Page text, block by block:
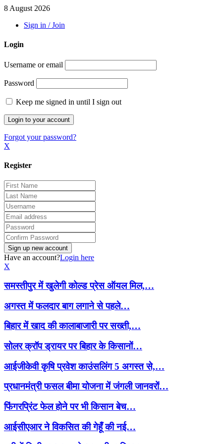
8 August 2026
Sign in / Join
Login
Username or email
Password
Keep me signed in until I sign out
Forgot your password?
X
Register
Have an account?Login here
X
समस्तीपुर में खुलेगी कोल्ड प्रेस ऑयल मिल,…
अगस्त में फलदार बाग लगाने से पहले…
बिहार में खाद की कालाबाजारी पर सख्ती,…
सोलर क्रॉप ड्रायर पर बिहार के किसानों…
आईजीकेवी कृषि प्रवेश काउंसलिंग 5 अगस्त से,…
प्रधानमंत्री फसल बीमा योजना में जंगली जानवरों…
फिंगरप्रिंट फेल होने पर भी किसान बेच…
आईसीएआर ने विकसित की गेहूँ की नई…